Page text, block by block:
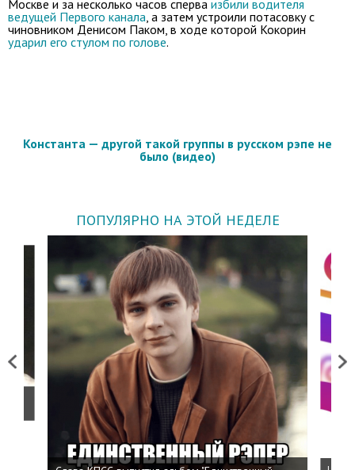
Москве и за несколько часов сперва избили водителя
ведущей Первого канала, а затем устроили потасовку с
чиновником Денисом Паком, в ходе которой Кокорин
ударил его стулом по голове.
Константа — другой такой группы в русском рэпе не
было (видео)
ПОПУЛЯРНО НА ЭТОЙ НЕДЕЛЕ
Previous Next